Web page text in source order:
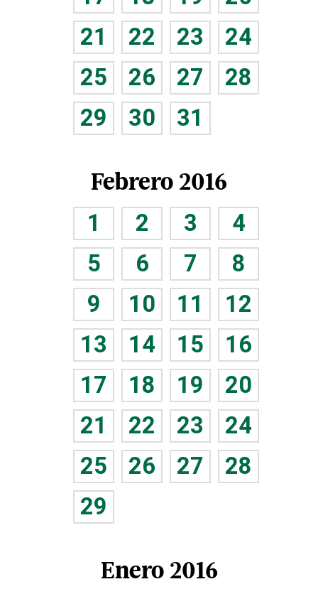
21
22 23
24
25
26 27
28
29
30 31
Febrero 2016
1 2 3
4
5
6 7
8
9
10 11
12
13
14 15
16
17
18 19
20
21
22 23
24
25
26 27
28
29
Enero 2016